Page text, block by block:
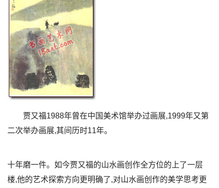
贾又福1988年曾在中国美术馆举办过画展,1999年又第
二次举办画展,其间历时11年。
十年磨一件。如今贾又福的山水画创作全方位的上了一层
楼,他的艺术探索方向更明确了,对山水画创作的美学思考更